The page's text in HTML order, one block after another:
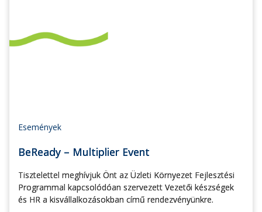
Események
BeReady – Multiplier Event
Tisztelettel meghívjuk Önt az Üzleti Környezet Fejlesztési
Programmal kapcsolódóan szervezett Vezetői készségek
és HR a kisvállalkozásokban című rendezvényünkre.